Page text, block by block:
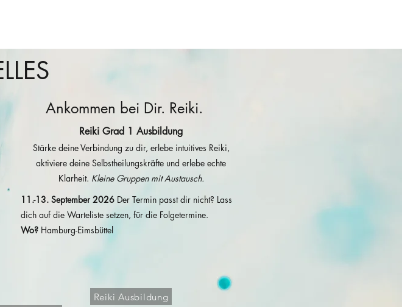
Ankommen bei Dir. Reiki.
Reiki Grad 1 Ausbildung
Stärke deine Verbindung zu dir, erlebe intuitives Reiki​,
aktiviere deine Selbstheilungskräfte und erlebe echte
Klarheit. Kleine Gruppen mit Austausch.
11.-13. September 2026 Der Termin passt dir nicht? Lass
dich auf die Warteliste setzen, für die Folgetermine.
Wo? Hamburg-Eimsbüttel
Reiki Ausbildung